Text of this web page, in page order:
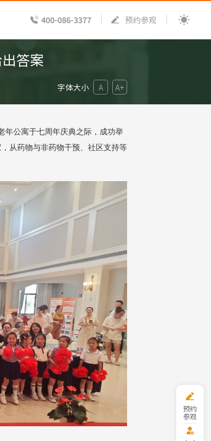
400-086-3377 预约参观
答案
字体大小 A A+
年公寓于七周年庆典之际，成功举
从药物与非药物干预、社区支持等
预约
参观